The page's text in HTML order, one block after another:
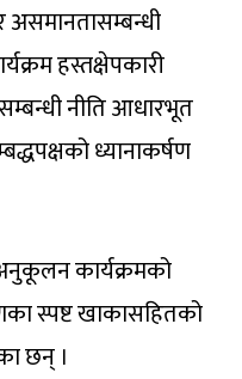
असमानतासम्बन्धी
हस्तक्षेपकारी
नीति आधारभूत
ध्यानाकर्षण
कार्यक्रमको
स्पष्ट खाकासहितको
छन् ।